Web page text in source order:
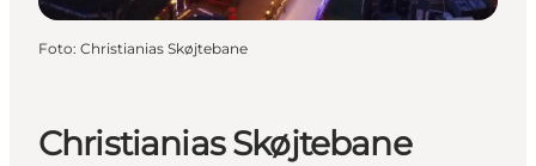
Christianias Skøjtebane
Foto: Christianias Skøjtebane